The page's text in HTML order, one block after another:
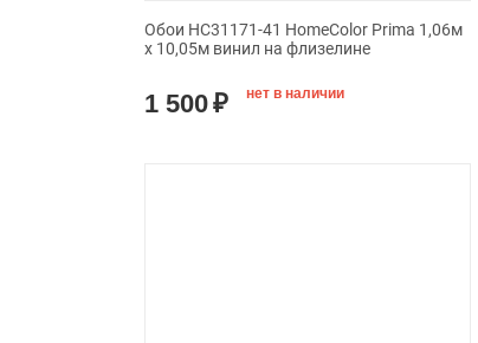
Обои HC31171-41 HomeColor Prima 1,06м
х 10,05м винил на флизелине
1 500₽ нет в наличии